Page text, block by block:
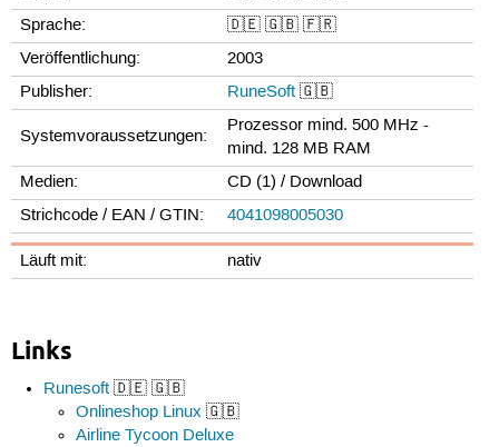
Sprache:
🇩🇪 🇬🇧 🇫🇷
Veröffentlichung:
2003
Publisher:
RuneSoft 🇬🇧
Systemvoraussetzungen:
Prozessor mind. 500 MHz -
mind. 128 MB RAM
Medien:
CD (1) / Download
Strichcode / EAN / GTIN:
4041098005030
Läuft mit: nativ
Links
Runesoft 🇩🇪 🇬🇧
Onlineshop Linux 🇬🇧
Airline Tycoon Deluxe